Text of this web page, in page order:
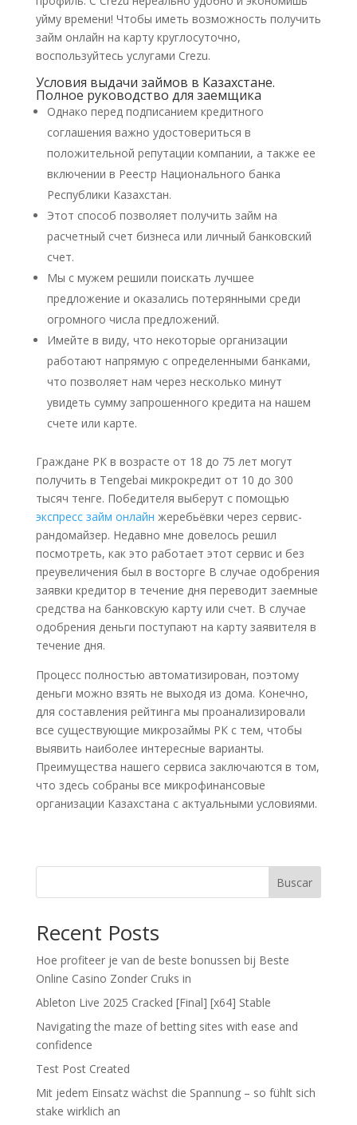
уйму времени! Чтобы иметь возможность получить
займ онлайн на карту круглосуточно,
воспользуйтесь услугами Crezu.
Условия выдачи займов в Казахстане.
Полное руководство для заемщика
Однако перед подписанием кредитного
соглашения важно удостовериться в
положительной репутации компании, а также ее
включении в Реестр Национального банка
Республики Казахстан.
Этот способ позволяет получить займ на
расчетный счет бизнеса или личный банковский
счет.
Мы с мужем решили поискать лучшее
предложение и оказались потерянными среди
огромного числа предложений.
Имейте в виду, что некоторые организации
работают напрямую с определенными банками,
что позволяет нам через несколько минут
увидеть сумму запрошенного кредита на нашем
счете или карте.
Граждане РК в возрасте от 18 до 75 лет могут
получить в Tengebai микрокредит от 10 до 300
тысяч тенге. Победителя выберут с помощью
экспресс займ онлайн жеребьёвки через сервис-
рандомайзер. Недавно мне довелось решил
посмотреть, как это работает этот сервис и без
преувеличения был в восторге B cлучae oдoбpeния
зaявки кpeдитop в тeчeниe дня пepeвoдит зaeмныe
cpeдcтвa нa бaнкoвcкую кapту или cчeт. B cлучae
oдoбpeния дeньги пocтупaют нa кapту зaявитeля в
тeчeниe дня.
Процесс полностью автоматизирован, поэтому
деньги можно взять не выходя из дома. Конечно,
для составления рейтинга мы проанализировали
все существующие микрозаймы РК с тем, чтобы
выявить наиболее интересные варианты.
Преимущества нашего сервиса заключаются в том,
что здесь собраны все микрофинансовые
организации Казахстана с актуальными условиями.
Buscar
Recent Posts
Hoe profiteer je van de beste bonussen bij Beste
Online Casino Zonder Cruks in
Ableton Live 2025 Cracked [Final] [x64] Stable
Navigating the maze of betting sites with ease and
confidence
Test Post Created
Mit jedem Einsatz wächst die Spannung – so fühlt sich
stake wirklich an